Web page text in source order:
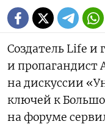
Создатель Life
и пропагандист
на дискуссии
ключей к
на форуме